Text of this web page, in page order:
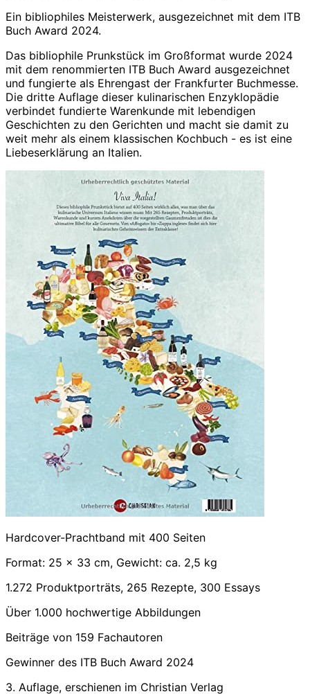
Ein bibliophiles Meisterwerk, ausgezeichnet mit dem ITB
Buch Award 2024.
Das bibliophile Prunkstück im Großformat wurde 2024
mit dem renommierten ITB Buch Award ausgezeichnet
und fungierte als Ehrengast der Frankfurter Buchmesse.
Die dritte Auflage dieser kulinarischen Enzyklopädie
verbindet fundierte Warenkunde mit lebendigen
Geschichten zu den Gerichten und macht sie damit zu
weit mehr als einem klassischen Kochbuch - es ist eine
Liebeserklärung an Italien.
Hardcover-Prachtband mit 400 Seiten
Format: 25 x 33 cm, Gewicht: ca. 2,5 kg
1.272 Produktporträts, 265 Rezepte, 300 Essays
Über 1.000 hochwertige Abbildungen
Beiträge von 159 Fachautoren
Gewinner des ITB Buch Award 2024
3. Auflage, erschienen im Christian Verlag